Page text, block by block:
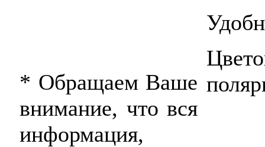
* Обращаем Ваше
внимание, что вся
информация,